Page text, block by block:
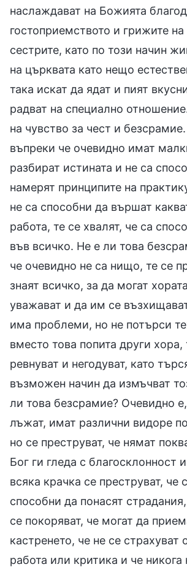
наслаждават на Божията
гостоприемството и грижите на
сестрите, като по този начин
на църквата като нещо
така искат да ядат и пият
радват на специално
на чувство за чест и
въпреки че очевидно имат
разбират истината и не са
намерят принципите на
не са способни да вършат
работа, те се хвалят, че са
във всичко. Не е ли това
че очевидно не са нищо, те се
знаят всичко, за да могат
уважават и да им се
има проблеми, но не потърси
вместо това попита други хора,
ревнуват и негодуват, като
възможен начин да измъчват
ли това безсрамие? Очевидно
лъжат, имат различни видоре
но се преструват, че нямат
Бог ги гледа с благосклонност
всяка крачка се преструват, че
способни да понасят
се покоряват, че могат да
кастренето, че не се страхуват
работа или критика и че никога